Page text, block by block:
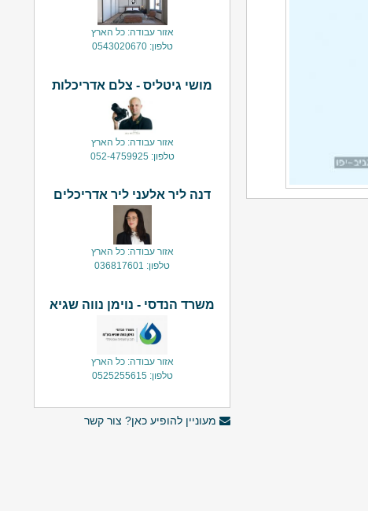
אזור עבודה: כל הארץ
טלפון: 0543020670
מושי גיטליס - צלם אדריכלות
אזור עבודה: כל הארץ
טלפון: 052-4759925
דנה ליר אלעני ליר אדריכלים
אזור עבודה: כל הארץ
טלפון: 036817601
משרד הנדסי - נוימן נווה שגיא
אזור עבודה: כל הארץ
טלפון: 0525255615
מעוניין להופיע כאן? צור קשר